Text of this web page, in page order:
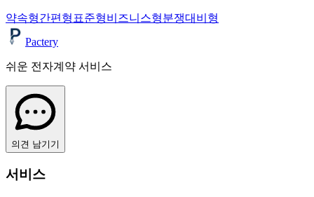
약속형간편형 표준형비즈니스형분쟁대비형
Pactery
쉬운 전자계약 서비스
의견 남기기
서비스